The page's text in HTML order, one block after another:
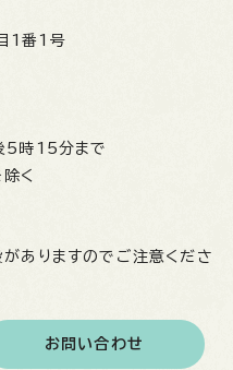
1番1号
5時15分まで
く
ありますのでご注意くださ
お問い合わせ